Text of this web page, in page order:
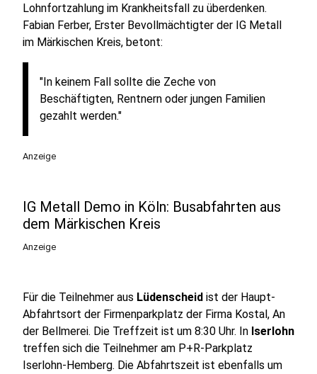
Lohnfortzahlung im Krankheitsfall zu überdenken.
Fabian Ferber, Erster Bevollmächtigter der IG Metall
im Märkischen Kreis, betont:
"In keinem Fall sollte die Zeche von
Beschäftigten, Rentnern oder jungen Familien
gezahlt werden."
Anzeige
IG Metall Demo in Köln: Busabfahrten aus
dem Märkischen Kreis
Anzeige
Für die Teilnehmer aus Lüdenscheid ist der Haupt-
Abfahrtsort der Firmenparkplatz der Firma Kostal, An
der Bellmerei. Die Treffzeit ist um 8:30 Uhr. In Iserlohn
treffen sich die Teilnehmer am P+R-Parkplatz
Iserlohn-Hemberg. Die Abfahrtszeit ist ebenfalls um